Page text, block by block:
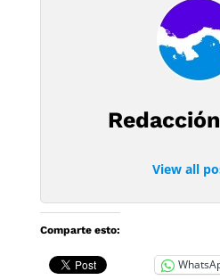
View all
Comparte esto: